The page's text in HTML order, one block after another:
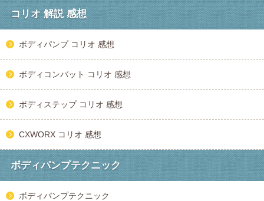
コリオ 解説 感想
ボディパンプ コリオ 感想
ボディコンバット コリオ 感想
ボディステップ コリオ 感想
CXWORX コリオ 感想
ボディパンプテクニック
ボディパンプテクニック